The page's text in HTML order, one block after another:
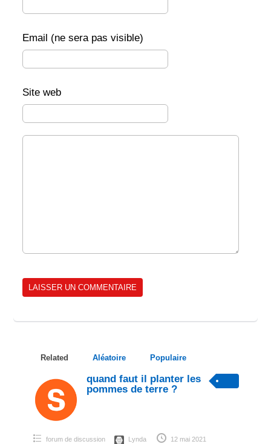
Email (ne sera pas visible)
Site web
Related Aléatoire Populaire
quand faut il planter les
pommes de terre ?
forum de discussion Lynda 12 mai 2021